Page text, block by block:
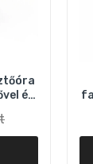
Decomall
és